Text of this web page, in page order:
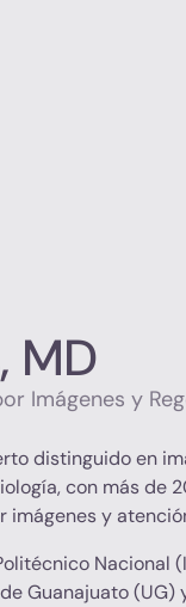
MD
Imágenes y
distinguido en
con más de
imágenes y
Nacional
Guanajuato (UG)